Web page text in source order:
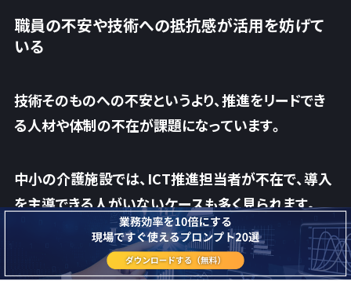
職員の不安や技術への抵抗感が活用を妨げて
いる
技術そのものへの不安というより、推進をリードでき
る人材や体制の不在が課題になっています。
中小の介護施設では、ICT推進担当者が不在で、導入
を主導できる人がいないケースも多く見られます。
「誰が管理するのか」「どう研修を回すのか」といった
体制作りの準備が整わず、現場任せで頓挫してしまう